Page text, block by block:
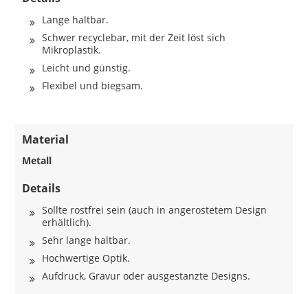
Lange haltbar.
Schwer recyclebar, mit der Zeit löst sich
Mikroplastik.
Leicht und günstig.
Flexibel und biegsam.
Material
Metall
Details
Sollte rostfrei sein (auch in angerostetem Design
erhältlich).
Sehr lange haltbar.
Hochwertige Optik.
Aufdruck, Gravur oder ausgestanzte Designs.